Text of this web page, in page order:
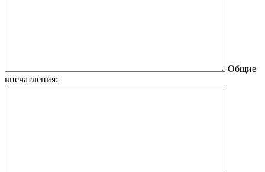
Общие
впечатления: